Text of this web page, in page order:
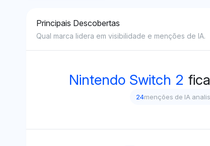
Principais Descobertas
Qual marca lidera em visibilidade e menções de IA.
Nintendo Switch 2
24menções de IA